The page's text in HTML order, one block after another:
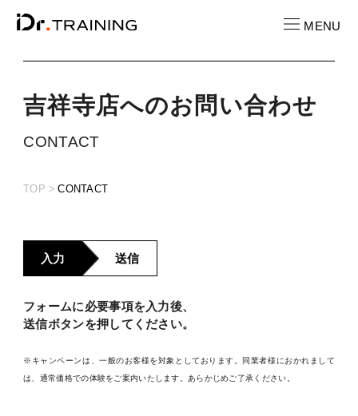
吉祥寺店へのお 問 い合わせ
CONTACT
TOP CONTACT
入力 送信
フォームに必要事項を入力後、
送信ボタンを押してください。
※キャンペーンは、一般のお客様を対象としております。同業者様におかれまして
は、通常価格での体験をご案内いたします。あらかじめご了承ください。
CONTACT
お問い合わせ
料金
MENU